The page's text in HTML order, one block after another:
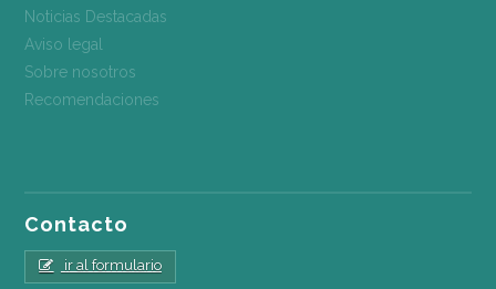
Noticias Destacadas
Aviso legal
Sobre nosotros
Recomendaciones
Contacto
ir al formulario